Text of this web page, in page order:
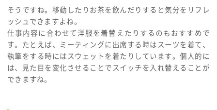
そうですね。移動したりお茶を飲んだりすると気分をリフレ
ッシュできますよね。
仕事内容に合わせて洋服を着替えたりするのもおすすめで
す。たとえば、ミーティングに出席する時はスーツを着て、
執筆をする時にはスウェットを着たりしています。個人的に
は、見た目を変化させることでスイッチを入れ替えることが
できますね。